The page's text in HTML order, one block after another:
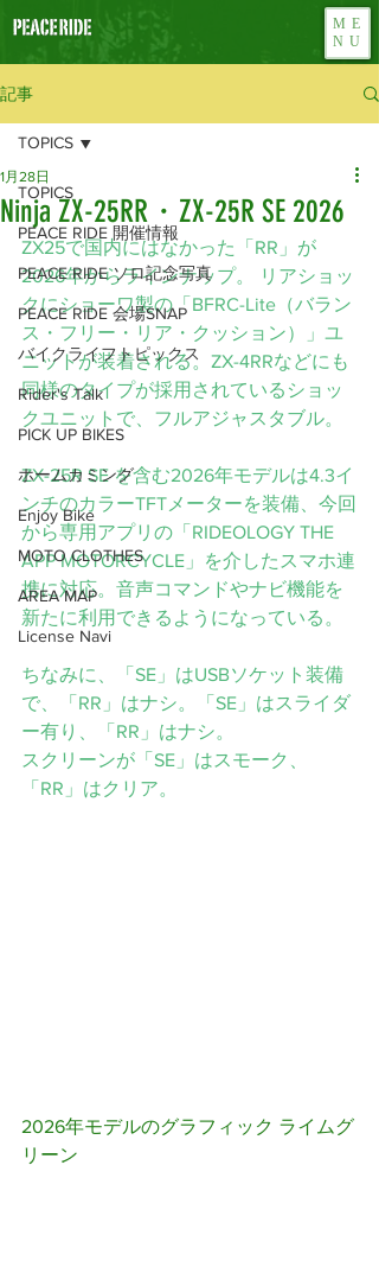
ME
NU
記事
TOPICS
PEACE RIDE 開催情報
PEACE RIDE ソロ記念写真
PEACE RIDE 会場SNAP
バイクライフトピックス
Rider's Talk
PICK UP BIKES
ホームカミング
Enjoy Bike
MOTO CLOTHES
AREA MAP
License Navi
TOPICS
Ninja ZX-25RR・ZX-25R SE 2026
1月28日
ZX25で国内にはなかった「RR」が
2026年からラインナップ。 リアショッ
クにショーワ製の「BFRC-Lite（バラン
ス・フリー・リア・クッション）」ユ
ニットが装着される。ZX-4RRなどにも
同様のタイプが採用されているショッ
クユニットで、フルアジャスタブル。
ZX-25R SE を含む2026年モデルは4.3イ
ンチのカラーTFTメーターを装備、今回
から専用アプリの「RIDEOLOGY THE
APP MOTORCYCLE」を介したスマホ連
携に対応。音声コマンドやナビ機能を
新たに利用できるようになっている。
ちなみに、「SE」はUSBソケット装備
で、「RR」はナシ。「SE」はスライダ
ー有り、「RR」はナシ。
スクリーンが「SE」はスモーク、
「RR」はクリア。
2026年モデルのグラフィック ライムグ
リーン